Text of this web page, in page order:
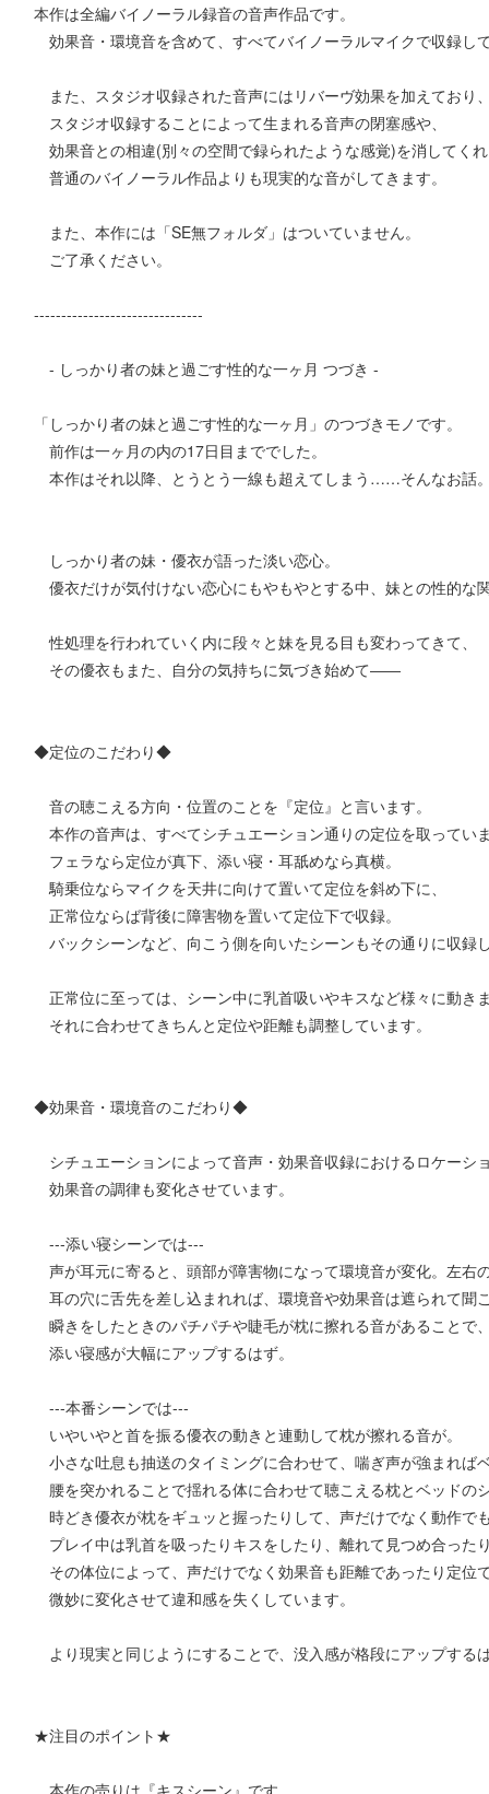
本作は全編バイノーラル録音の音声作品です。
効果音・環境音を含めて、すべてバイノーラルマイクで収録し
また、スタジオ収録された音声にはリバーヴ効果を加えており
スタジオ収録することによって生まれる音声の閉塞感や、
効果音との相違(別々の空間で録られたような感覚)を消してく
普通のバイノーラル作品よりも現実的な音がしてきます。
また、本作には「SE無フォルダ」はついていません。
ご了承ください。
-------------------------------
- しっかり者の妹と過ごす性的な一ヶ月 つづき -
「しっかり者の妹と過ごす性的な一ヶ月」のつづきモノです。
前作は一ヶ月の内の17日目まででした。
本作はそれ以降、とうとう一線も超えてしまう……そんなお話
しっかり者の妹・優衣が語った淡い恋心。
優衣だけが気付けない恋心にもやもやとする中、妹との性的な
性処理を行われていく内に段々と妹を見る目も変わってきて、
その優衣もまた、自分の気持ちに気づき始めて――
◆定位のこだわり◆
音の聴こえる方向・位置のことを『定位』と言います。
本作の音声は、すべてシチュエーション通りの定位を取ってい
フェラなら定位が真下、添い寝・耳舐めなら真横。
騎乗位ならマイクを天井に向けて置いて定位を斜め下に、
正常位ならば背後に障害物を置いて定位下で収録。
バックシーンなど、向こう側を向いたシーンもその通りに収録
正常位に至っては、シーン中に乳首吸いやキスなど様々に動き
それに合わせてきちんと定位や距離も調整しています。
◆効果音・環境音のこだわり◆
シチュエーションによって音声・効果音収録におけるロケーシ
効果音の調律も変化させています。
---添い寝シーンでは---
声が耳元に寄ると、頭部が障害物になって環境音が変化。左右
耳の穴に舌先を差し込まれれば、環境音や効果音は遮られて聞
瞬きをしたときのパチパチや睫毛が枕に擦れる音があることで
添い寝感が大幅にアップするはず。
---本番シーンでは---
いやいやと首を振る優衣の動きと連動して枕が擦れる音が。
小さな吐息も抽送のタイミングに合わせて、喘ぎ声が強まれば
腰を突かれることで揺れる体に合わせて聴こえる枕とベッドの
時どき優衣が枕をギュッと握ったりして、声だけでなく動作で
プレイ中は乳首を吸ったりキスをしたり、離れて見つめ合った
その体位によって、声だけでなく効果音も距離であったり定位
微妙に変化させて違和感を失くしています。
より現実と同じようにすることで、没入感が格段にアップする
★注目のポイント★
本作の売りは『キスシーン』です。